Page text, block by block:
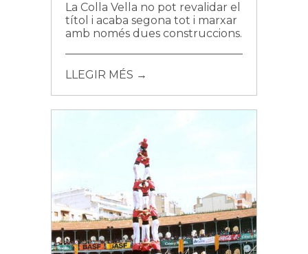
La Colla Vella no pot revalidar el
títol i acaba segona tot i marxar
amb només dues construccions.
LLEGIR MÉS →